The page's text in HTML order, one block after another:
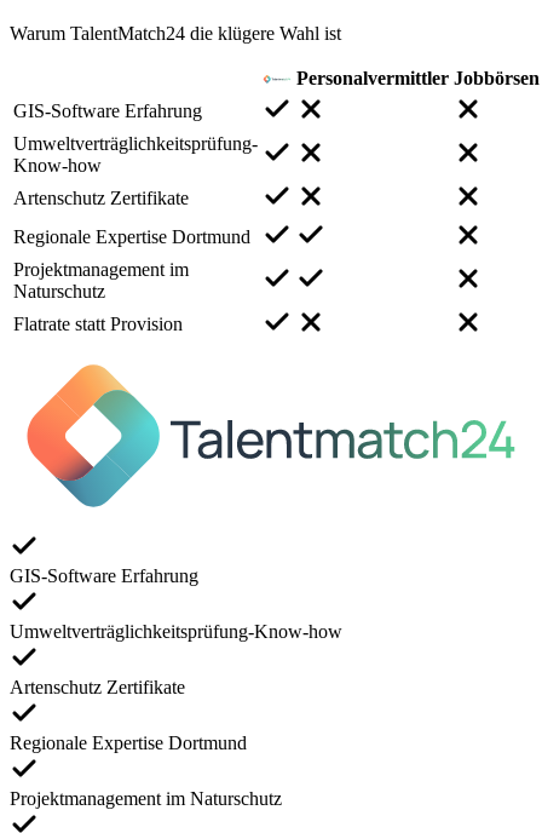
Warum TalentMatch24 die klügere Wahl ist
Personalvermittler Jobbörsen
GIS-Software Erfahrung
Umweltverträglichkeitsprüfung-
Know-how
Artenschutz Zertifikate
Regionale Expertise Dortmund
Projektmanagement im
Naturschutz
Flatrate statt Provision
GIS-Software Erfahrung
Umweltverträglichkeitsprüfung-Know-how
Artenschutz Zertifikate
Regionale Expertise Dortmund
Projektmanagement im Naturschutz